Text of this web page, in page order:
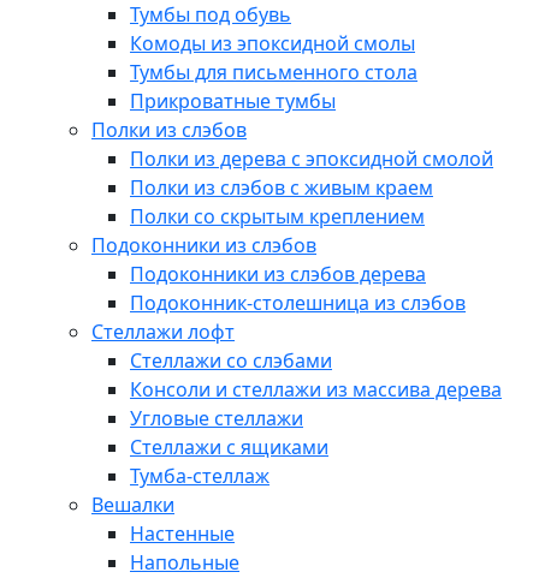
Тумбы под обувь
Комоды из эпоксидной смолы
Тумбы для письменного стола
Прикроватные тумбы
Полки из слэбов
Полки из дерева с эпоксидной смолой
Полки из слэбов с живым краем
Полки со скрытым креплением
Подоконники из слэбов
Подоконники из слэбов дерева
Подоконник-столешница из слэбов
Стеллажи лофт
Стеллажи со слэбами
Консоли и стеллажи из массива дерева
Угловые стеллажи
Стеллажи с ящиками
Тумба-стеллаж
Вешалки
Настенные
Напольные